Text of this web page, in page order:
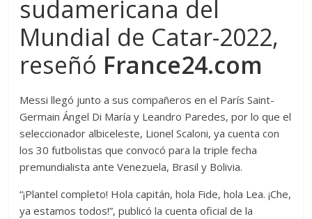
sudamericana del
Mundial de Catar-2022,
reseñó France24.com
Messi llegó junto a sus compañeros en el París Saint-
Germain Ángel Di María y Leandro Paredes, por lo que el
seleccionador albiceleste, Lionel Scaloni, ya cuenta con
los 30 futbolistas que convocó para la triple fecha
premundialista ante Venezuela, Brasil y Bolivia.
“¡Plantel completo! Hola capitán, hola Fide, hola Lea. ¡Che,
ya estamos todos!”, publicó la cuenta oficial de la